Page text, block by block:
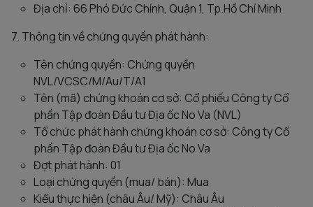
Địa chỉ: 66 Phó Đức Chính, Quận 1, Tp.Hồ Chí Minh
7. Thông tin về chứng quyền phát hành:
Tên chứng quyền: Chứng quyền
NVL/VCSC/M/Au/T/A1
Tên (mã) chứng khoán cơ sở: Cổ phiếu Công ty Cổ
phần Tập đoàn Đầu tư Địa ốc No Va (NVL)
Tổ chức phát hành chứng khoán cơ sở: Công ty Cổ
phần Tập đoàn Đầu tư Địa ốc No Va
Đợt phát hành: 01
Loại chứng quyền (mua/ bán): Mua
Kiểu thực hiện (châu Âu/ Mỹ): Châu Âu